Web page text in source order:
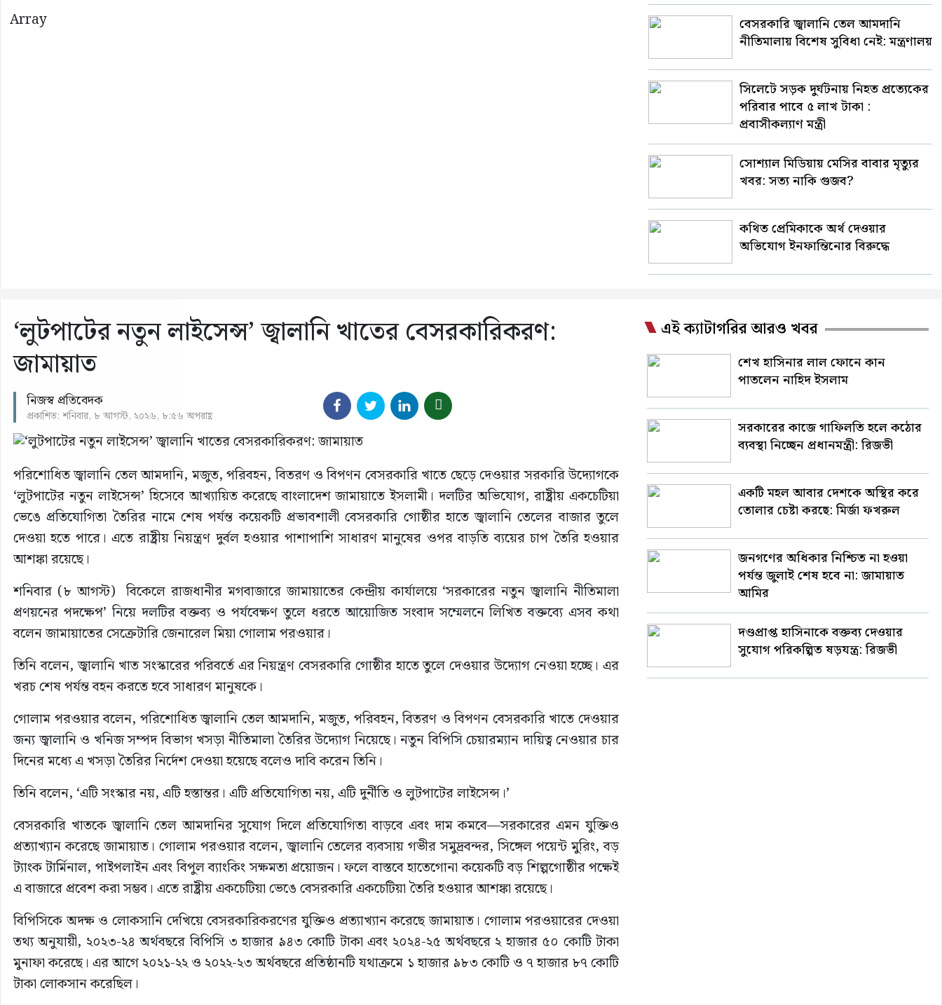
Array
বেসরকারি জ্বালানি তেল আমদানি
নীতিমালায় বিশেষ সুবিধা নেই: মন্ত্রণালয়
সিলেটে সড়ক দুর্ঘটনায় নিহত প্রত্যেকের
পরিবার পাবে ৫ লাখ টাকা :
প্রবাসীকল্যাণ মন্ত্রী
সোশ্যাল মিডিয়ায় মেসির বাবার মৃত্যুর
খবর: সত্য নাকি গুজব?
কথিত প্রেমিকাকে অর্থ দেওয়ার
অভিযোগ ইনফান্তিনোর বিরুদ্ধে
‘লুটপাটের নতুন লাইসেন্স’ জ্বালানি খাতের বেসরকারিকরণ:
জামায়াত
নিজস্ব প্রতিবেদক
প্রকাশিত: শনিবার, ৮ আগস্ট, ২০২৬, ৮:৫৬ অপরাহ্ণ
পরিশোধিত জ্বালানি তেল আমদানি, মজুত, পরিবহন, বিতরণ ও বিপণন বেসরকারি খাতে ছেড়ে দেওয়ার সরকারি উদ্যোগকে
‘লুটপাটের নতুন লাইসেন্স’ হিসেবে আখ্যায়িত করেছে বাংলাদেশ জামায়াতে ইসলামী। দলটির অভিযোগ, রাষ্ট্রীয় একচেটিয়া
ভেঙে প্রতিযোগিতা তৈরির নামে শেষ পর্যন্ত কয়েকটি প্রভাবশালী বেসরকারি গোষ্ঠীর হাতে জ্বালানি তেলের বাজার তুলে
দেওয়া হতে পারে। এতে রাষ্ট্রীয় নিয়ন্ত্রণ দুর্বল হওয়ার পাশাপাশি সাধারণ মানুষের ওপর বাড়তি ব্যয়ের চাপ তৈরি হওয়ার
আশঙ্কা রয়েছে।
শনিবার (৮ আগস্ট) বিকেলে রাজধানীর মগবাজারে জামায়াতের কেন্দ্রীয় কার্যালয়ে ‘সরকারের নতুন জ্বালানি নীতিমালা
প্রণয়নের পদক্ষেপ’ নিয়ে দলটির বক্তব্য ও পর্যবেক্ষণ তুলে ধরতে আয়োজিত সংবাদ সম্মেলনে লিখিত বক্তব্যে এসব কথা
বলেন জামায়াতের সেক্রেটারি জেনারেল মিয়া গোলাম পরওয়ার।
তিনি বলেন, জ্বালানি খাত সংস্কারের পরিবর্তে এর নিয়ন্ত্রণ বেসরকারি গোষ্ঠীর হাতে তুলে দেওয়ার উদ্যোগ নেওয়া হচ্ছে। এর
খরচ শেষ পর্যন্ত বহন করতে হবে সাধারণ মানুষকে।
গোলাম পরওয়ার বলেন, পরিশোধিত জ্বালানি তেল আমদানি, মজুত, পরিবহন, বিতরণ ও বিপণন বেসরকারি খাতে দেওয়ার
জন্য জ্বালানি ও খনিজ সম্পদ বিভাগ খসড়া নীতিমালা তৈরির উদ্যোগ নিয়েছে। নতুন বিপিসি চেয়ারম্যান দায়িত্ব নেওয়ার চার
দিনের মধ্যে এ খসড়া তৈরির নির্দেশ দেওয়া হয়েছে বলেও দাবি করেন তিনি।
তিনি বলেন, ‘এটি সংস্কার নয়, এটি হস্তান্তর। এটি প্রতিযোগিতা নয়, এটি দুর্নীতি ও লুটপাটের লাইসেন্স।’
বেসরকারি খাতকে জ্বালানি তেল আমদানির সুযোগ দিলে প্রতিযোগিতা বাড়বে এবং দাম কমবে—সরকারের এমন যুক্তিও
প্রত্যাখ্যান করেছে জামায়াত। গোলাম পরওয়ার বলেন, জ্বালানি তেলের ব্যবসায় গভীর সমুদ্রবন্দর, সিঙ্গেল পয়েন্ট মুরিং, বড়
ট্যাংক টার্মিনাল, পাইপলাইন এবং বিপুল ব্যাংকিং সক্ষমতা প্রয়োজন। ফলে বাস্তবে হাতেগোনা কয়েকটি বড় শিল্পগোষ্ঠীর পক্ষেই
এ বাজারে প্রবেশ করা সম্ভব। এতে রাষ্ট্রীয় একচেটিয়া ভেঙে বেসরকারি একচেটিয়া তৈরি হওয়ার আশঙ্কা রয়েছে।
বিপিসিকে অদক্ষ ও লোকসানি দেখিয়ে বেসরকারিকরণের যুক্তিও প্রত্যাখ্যান করেছে জামায়াত। গোলাম পরওয়ারের দেওয়া
তথ্য অনুযায়ী, ২০২৩-২৪ অর্থবছরে বিপিসি ৩ হাজার ৯৪৩ কোটি টাকা এবং ২০২৪-২৫ অর্থবছরে ২ হাজার ৫০ কোটি টাকা
মুনাফা করেছে। এর আগে ২০২১-২২ ও ২০২২-২৩ অর্থবছরে প্রতিষ্ঠানটি যথাক্রমে ১ হাজার ৯৮৩ কোটি ও ৭ হাজার ৮৭ কোটি
টাকা লোকসান করেছিল।
এই ক্যাটাগরির আরও খবর
শেখ হাসিনার লাল ফোনে কান
পাতলেন নাহিদ ইসলাম
সরকারের কাজে গাফিলতি হলে কঠোর
ব্যবস্থা নিচ্ছেন প্রধানমন্ত্রী: রিজভী
একটি মহল আবার দেশকে অস্থির করে
তোলার চেষ্টা করছে: মির্জা ফখরুল
জনগণের অধিকার নিশ্চিত না হওয়া
পর্যন্ত জুলাই শেষ হবে না: জামায়াত
আমির
দণ্ডপ্রাপ্ত হাসিনাকে বক্তব্য দেওয়ার
সুযোগ পরিকল্পিত ষড়যন্ত্র: রিজভী